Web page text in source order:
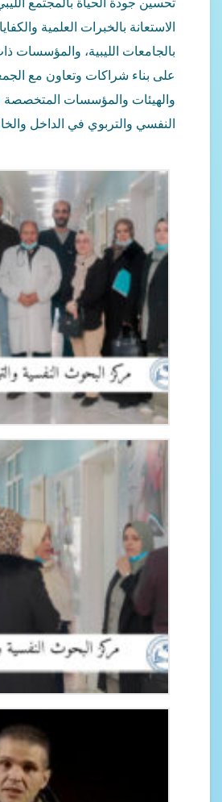
جودة الحياة بالمجتمع الليبي، عن
بالخبرات العلمية والكفايات
الليبية، والمؤسسات ذات
بناء شراكات وتعاون مع الجمعيات
والمؤسسات المتخصصة في
والتربوي في الداخل والخارج.